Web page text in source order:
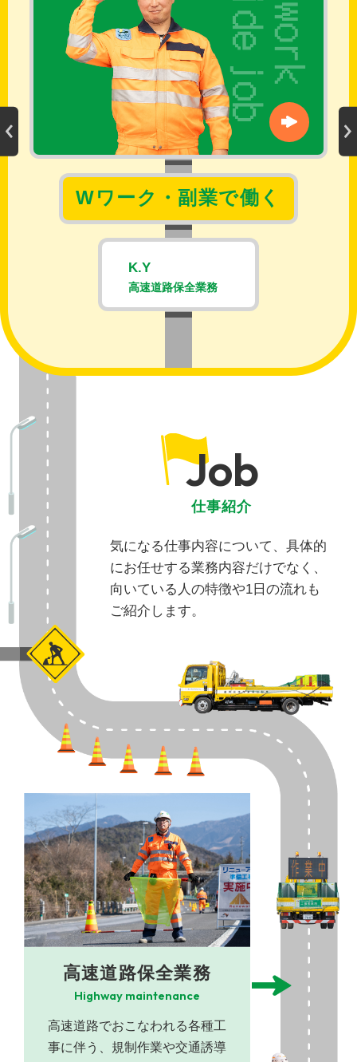
Wワーク・副業で働く
K.Y
高速道路保全業務
Job
仕事紹介
気になる仕事内容について、具体的
にお任せする業務内容だけでなく、
向いている人の特徴や1日の流れも
ご紹介します。
高速道路保全業務
Highway maintenance
高速道路でおこなわれる各種工
事に伴う、規制作業や交通誘導